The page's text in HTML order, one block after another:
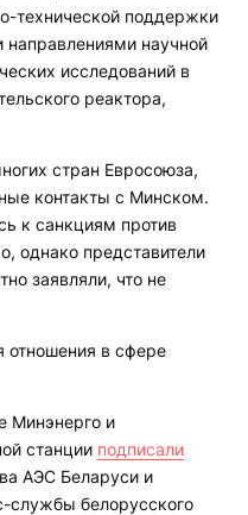
технической поддержки
научной
исследований в
реактора,
стран Евросоюза,
контакты с Минском.
к санкциям против
однако представители
заявляли, что не
отношения в сфере
Минэнерго и
станции подписали
АЭС Беларуси и
службы белорусского